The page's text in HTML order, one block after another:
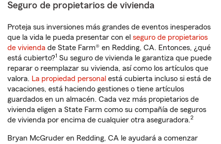
Seguro de propietarios de vivienda
Proteja sus inversiones más grandes de eventos inesperados
que la vida le pueda presentar con el seguro de propietarios
de vivienda de State Farm® en Redding, CA. Entonces, ¿qué
está cubierto?1 Su seguro de vivienda le garantiza que puede
reparar o reemplazar su vivienda, así como los artículos que
valora. La propiedad personal está cubierta incluso si está de
vacaciones, está haciendo gestiones o tiene artículos
guardados en un almacén. Cada vez más propietarios de
vivienda eligen a State Farm como su compañía de seguros
de vivienda por encima de cualquier otra aseguradora.2
Bryan McGruder en Redding, CA le ayudará a comenzar